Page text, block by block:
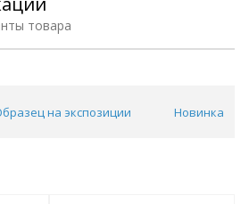
товара
на экспозиции Новинка